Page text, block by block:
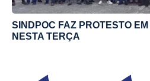
SINDPOC FAZ PROTESTO
NESTA TERÇA